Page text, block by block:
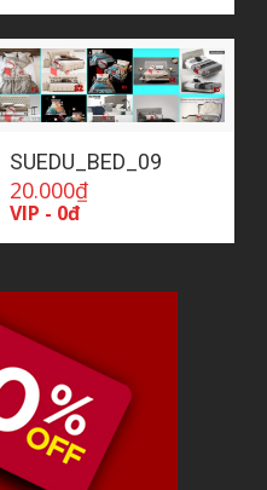
25.000₫.
SUEDU_BED_09
20.000₫
VIP - 0đ